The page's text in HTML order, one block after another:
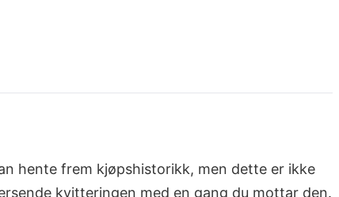
hente frem kjøpshistorikk, men dette er ikke
kvitteringen med en gang du mottar den.